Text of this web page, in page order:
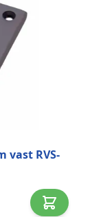
vast RVS-